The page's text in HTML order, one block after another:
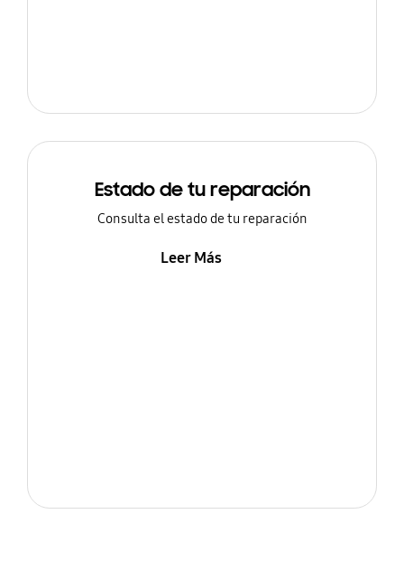
Estado de tu reparación
Consulta el estado de tu reparación
Leer Más